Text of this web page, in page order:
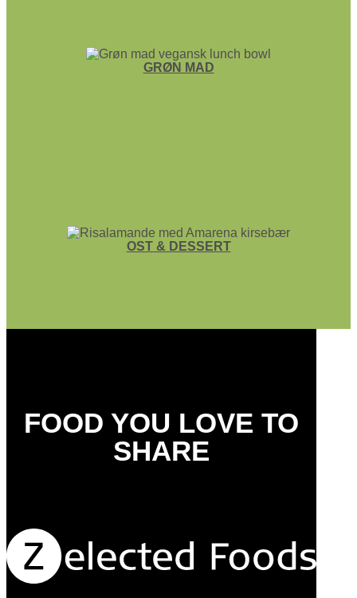
GRØN MAD
OST & DESSERT
FOOD YOU LOVE TO
SHARE